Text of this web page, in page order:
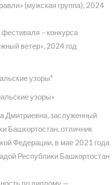
(мужская группа), 2024
– конкурса
ветер», 2024 год
узоры"
узоры»
Дмитриевна, заслуженный
Башкортостан, отличник
Федерации, в мае 2021 года
Республики Башкортостан
по диплому —